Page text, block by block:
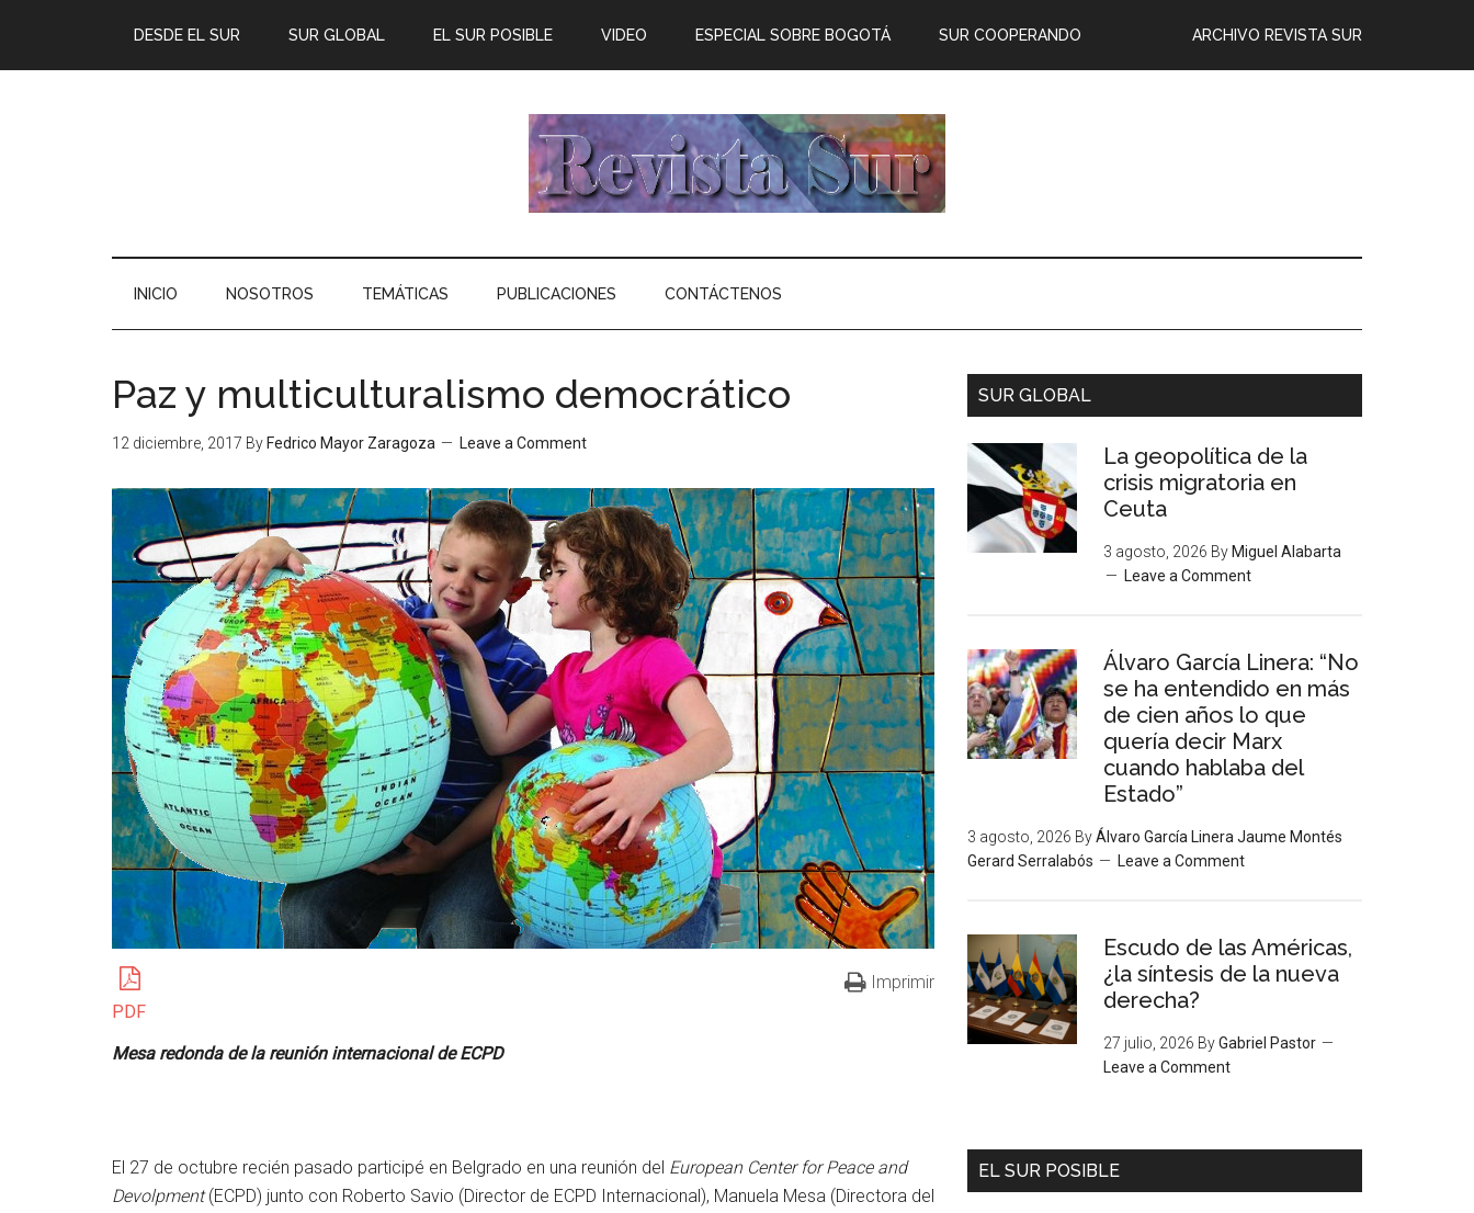
DESDE EL SUR SUR GLOBAL EL SUR POSIBLE ARCHIVO REVISTA SUR
VIDEO ESPECIAL SOBRE BOGOTÁ SUR COOPERANDO
INICIO NOSOTROS TEMÁTICAS PUBLICACIONES CONTÁCTENOS
Paz y multiculturalismo democrático
12 diciembre, 2017 By Fedrico Mayor Zaragoza Leave a Comment
PDF
Imprimir
Mesa redonda de la reunión internacional de ECPD
El 27 de octubre recién pasado participé en Belgrado en una reunión del European Center for Peace and
Devolpment(ECPD) junto con Roberto Savio (Director de ECPD Internacional), Manuela Mesa (Directora del
SUR GLOBAL
La geopolítica de la
crisis migratoria en
Ceuta
3 agosto, 2026 By Miguel Alabarta
Leave a Comment
Álvaro García Linera: “No
se ha entendido en más
de cien años lo que
quería decir Marx
cuando hablaba del
Estado”
3 agosto, 2026 ByÁlvaro García Linera Jaume Montés
Gerard Serralabós
Leave a Comment
Escudo de las Américas,
¿la síntesis de la nueva
derecha?
27 julio, 2026 ByGabriel Pastor
Leave a Comment
EL SUR POSIBLE